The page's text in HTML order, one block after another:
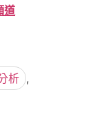
道
析 ,